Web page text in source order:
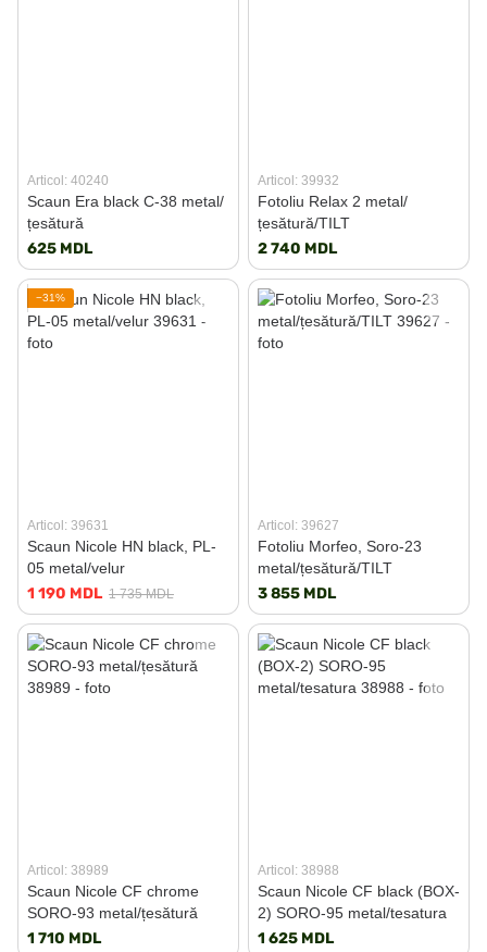
Articol: 40240
Scaun Era black C-38 metal/
țesătură
625 MDL
Articol: 39932
Fotoliu Relax 2 metal/
țesătură/TILT
2 740 MDL
−31%
Articol: 39631
Scaun Nicole HN black, PL-
05 metal/velur
1 190 MDL 1 735 MDL
Articol: 39627
Fotoliu Morfeo, Soro-23
metal/țesătură/TILT
3 855 MDL
Articol: 38989
Scaun Nicole CF chrome
SORO-93 metal/țesătură
1 710 MDL
Articol: 38988
Scaun Nicole CF black (BOX-
2) SORO-95 metal/tesatura
1 625 MDL